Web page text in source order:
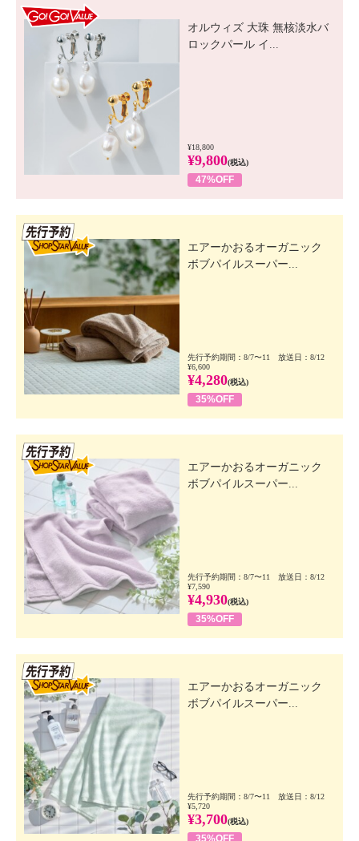
オルウィズ 大珠 無核淡水バ
ロックパール イ...
¥18,800
¥9,800(税込)
47%OFF
エアーかおるオーガニック
ボブパイルスーパー...
先行予約期間：8/7〜11 放送日：8/12
¥6,600
¥4,280(税込)
35%OFF
エアーかおるオーガニック
ボブパイルスーパー...
先行予約期間：8/7〜11 放送日：8/12
¥7,590
¥4,930(税込)
35%OFF
エアーかおるオーガニック
ボブパイルスーパー...
先行予約期間：8/7〜11 放送日：8/12
¥5,720
¥3,700(税込)